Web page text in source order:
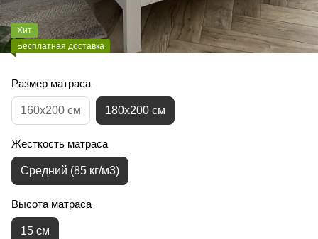
Хит
Бесплатная доставка
Размер матраса
160x200 см 180x200 см
Жесткость матраса
Средний (85 кг/м3)
Высота матраса
15 см